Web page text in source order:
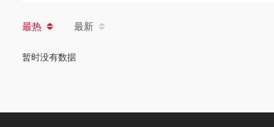
最热 最新
暂时没有数据